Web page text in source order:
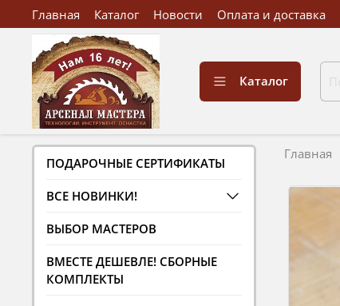
Главная Каталог Новости Оплата и доставка
Каталог
Главная
ПОДАРОЧНЫЕ СЕРТИФИКАТЫ
ВСЕ НОВИНКИ!
ВЫБОР МАСТЕРОВ
ВМЕСТЕ ДЕШЕВЛЕ! СБОРНЫЕ
КОМПЛЕКТЫ